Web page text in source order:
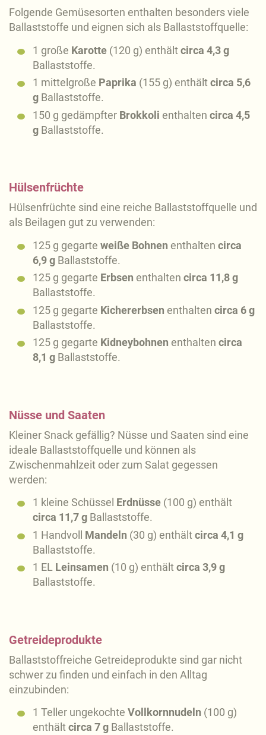
Folgende Gemüsesorten enthalten besonders viele
Ballaststoffe und eignen sich als Ballaststoffquelle:
1 große Karotte (120 g) enthältcirca 4,3 g
Ballaststoffe.
1 mittelgroße Paprika (155 g) enthältcirca 5,6
g Ballaststoffe.
150 g gedämpfter Brokkoli enthalten circa 4,5
g Ballaststoffe.
Hülsenfrüchte
Hülsenfrüchte sind eine reiche Ballaststoffquelle und
als Beilagen gut zu verwenden:
125 g gegarte weiße Bohnen enthalten circa
6,9 g Ballaststoffe.
125 g gegarte Erbsen enthalten circa 11,8 g
Ballaststoffe.
125 g gegarte Kichererbsen enthalten circa 6 g
Ballaststoffe.
125 g gegarte Kidneybohnen enthalten circa
8,1 g Ballaststoffe.
Nüsse und Saaten
Kleiner Snack gefällig? Nüsse und Saaten sind eine
ideale Ballaststoffquelle und können als
Zwischenmahlzeit oder zum Salat gegessen
werden:
1 kleine Schüssel Erdnüsse (100 g) enthält
circa 11,7 g Ballaststoffe.
1 Handvoll Mandeln (30 g) enthältcirca 4,1 g
Ballaststoffe.
1 EL Leinsamen (10 g) enthältcirca 3,9 g
Ballaststoffe.
Getreideprodukte
Ballaststoffreiche Getreideprodukte sind gar nicht
schwer zu finden und einfach in den Alltag
einzubinden:
1 Teller ungekochte Vollkornnudeln (100 g)
enthältcirca 7 g Ballaststoffe.